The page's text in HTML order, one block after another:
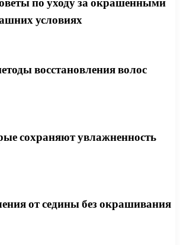
условиях
восстановления волос
сохраняют увлажненность
от седины без окрашивания